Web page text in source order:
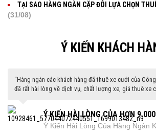
TẠI SAO HÀNG NGÀN CẶP ĐÔI LỰA CHỌN
(31/08)
Ý KIẾN KHÁCH
“Hàng ngàn các khách hàng đã thuê xe cưới của
đã rất hài lòng về dịch vụ, chất lượng xe, giá thuê xe
Ý KIẾN HÀI LÒNG CỦA HƠN
THUÊ XE CỦA XE CƯỚI ĐÔNG A
Ý Kiến Hài Lòng Của Hàng Ngàn